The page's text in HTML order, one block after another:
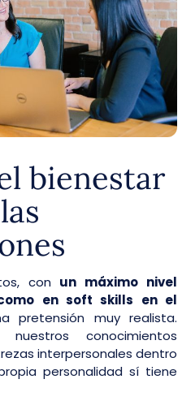
bienestar
con un máximo nivel
en soft skills en el
pretensión muy realista.
conocimientos
interpersonales dentro
personalidad sí tiene